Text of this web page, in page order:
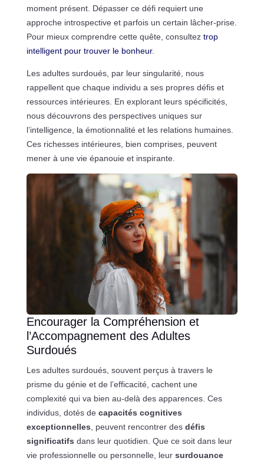
moment présent. Dépasser ce défi requiert une
approche introspective et parfois un certain lâcher-prise.
Pour mieux comprendre cette quête, consultez trop
intelligent pour trouver le bonheur.
Les adultes surdoués, par leur singularité, nous
rappellent que chaque individu a ses propres défis et
ressources intérieures. En explorant leurs spécificités,
nous découvrons des perspectives uniques sur
l’intelligence, la émotionnalité et les relations humaines.
Ces richesses intérieures, bien comprises, peuvent
mener à une vie épanouie et inspirante.
Encourager la Compréhension et
l’Accompagnement des Adultes
Surdoués
Les adultes surdoués, souvent perçus à travers le
prisme du génie et de l’efficacité, cachent une
complexité qui va bien au-delà des apparences. Ces
individus, dotés de capacités cognitives
exceptionnelles , peuvent rencontrer des défis
significatifs dans leur quotidien. Que ce soit dans leur
vie professionnelle ou personnelle, leur surdouance